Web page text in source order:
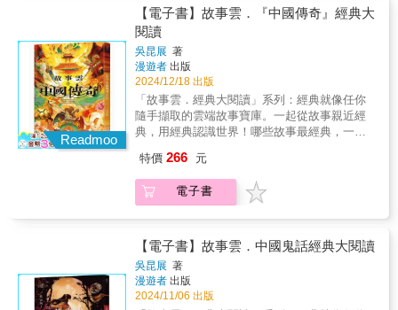
母親報恩，報得圓滿有趣。《辛十四娘》。亭
亭玉立的紅袖少女因鬼郡君亂點鴛鴦譜來到人
間《武孝廉》中的狐女把負心漢押上道德法
庭。《九山王》中遭受滅族之禍的老狐狸，是
一位優秀的人類心理分析師，以其人知道還治
其人之身《聊齋》徹底顛覆了狐狸精的傳統寫
法，塑造了多彩多姿的狐狸精形象，描繪出美
麗迷人、智謀超群的狐狸精美女群像，以及運
籌帷幄、懲貪治虐的狐叟、狐書生行樂圖，在
狐狸精故事中寄寓了深刻的社會內容和哲理思
考。
可愛的一面，甚至情操高尚，懂得報恩。本書
將精怪故事依照類型分為三大類：動物化精
怪、植物化精怪與物品化精怪，其中動物精怪
的故事最為豐富。這些精怪傳說，往往是人類
欲望、善惡、恐懼與渴望的映射。透過人類與
精怪之間的相遇、相愛或對抗的情節，這類故
事展現了人類對自然萬物的敬畏與想像，而精
怪妖魅與人類的對比，不只探討了人性的深度
涵。此外，道教的修煉思想與佛教的因果報應
觀念，也深刻影響了精怪故事的發展。佛教強
調的戒殺護生與因果報應，道教對於修煉得道
與成仙的追求，使得許多精怪故事蘊含著道德
常是因修煉得道或掌握法術而具備變化之能。
◆「故事雲．中國經典大閱讀」計畫特色：◎
從古典文學中選取具原創性、藝術性，有「原
型」特質的代表性篇章◎透過親切有趣的白話
語言，輕鬆閱讀故事◎蒐羅與故事相關的原典
Readmoo
【電子書】故事雲．『中國傳奇』經典大
閱讀
吳昆展 著
漫遊者 出版
2024/12/18 出版
「故事雲．經典大閱讀」系列：經典就像任你
隨手擷取的雲端故事寶庫。一起從故事親近經
典，用經典認識世界！哪些故事最經典，一生
多的變形故事？哪些故事最耐讀，千百年後讀
來仍趣味盎然？◆想像豐富奇詭的「志怪」、
歌頌自由戀愛的「愛情」安史亂世衍生的「豪
衣箱裡取出一副小犁、一頭小木牛及一個小木
偶人，口裡含水朝它們一噴，木牛、木偶人竟
開始行走耕種，轉眼麥子就生芽、開花、結出
成熟的麥粒。三娘子讓木偶人將麥子磨成麵
粉，用這麵粉做了幾個燒餅。隔天早上，旅客
特價 266 元
電子書
【電子書】故事雲．中國鬼話經典大閱讀
吳昆展 著
漫遊者 出版
2024/11/06 出版